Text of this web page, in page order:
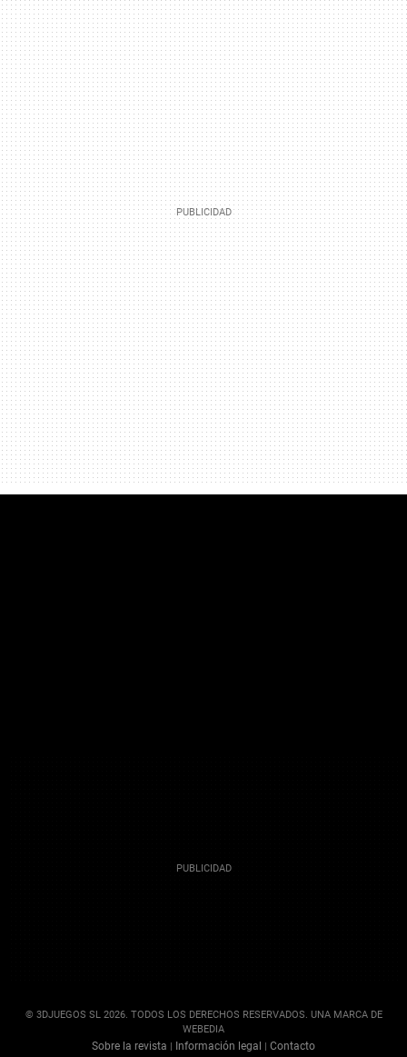
© 3DJUEGOS SL 2026. TODOS LOS DERECHOS RESERVADOS. UNA MARCA DE
WEBEDIA
Sobre la revista | Información legal | Contacto